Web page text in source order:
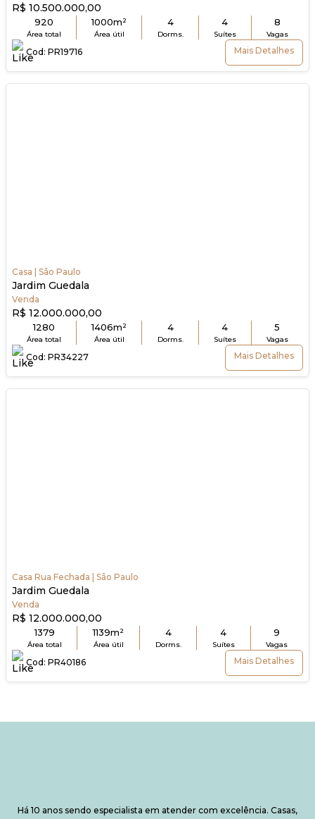
R$ 10.500.000,00
920
Área total
1000m²
Área útil
4
Dorms.
4
Suítes
8
Vagas
Cod: PR19716 Mais Detalhes
Casa | São Paulo
Jardim Guedala
Venda
R$ 12.000.000,00
1280
Área total
1406m²
Área útil
4
Dorms.
4
Suítes
5
Vagas
Cod: PR34227 Mais Detalhes
Casa Rua Fechada | São Paulo
Jardim Guedala
Venda
R$ 12.000.000,00
1379
Área total
1139m²
Área útil
4
Dorms.
4
Suítes
9
Vagas
Cod: PR40186 Mais Detalhes
Há 10 anos sendo especialista em atender com excelência. Casas,